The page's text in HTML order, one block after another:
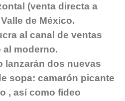
(venta directa a
de México.
al canal de ventas
moderno.
lanzarán dos nuevas
sopa: camarón picante
, así como fideo